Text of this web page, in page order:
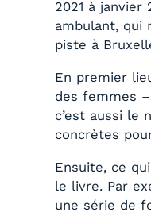
2021 à
ambulant, qui
piste à
En premier
des femmes
c’est aussi le
concrètes
Ensuite, ce
le livre. Par
une série de